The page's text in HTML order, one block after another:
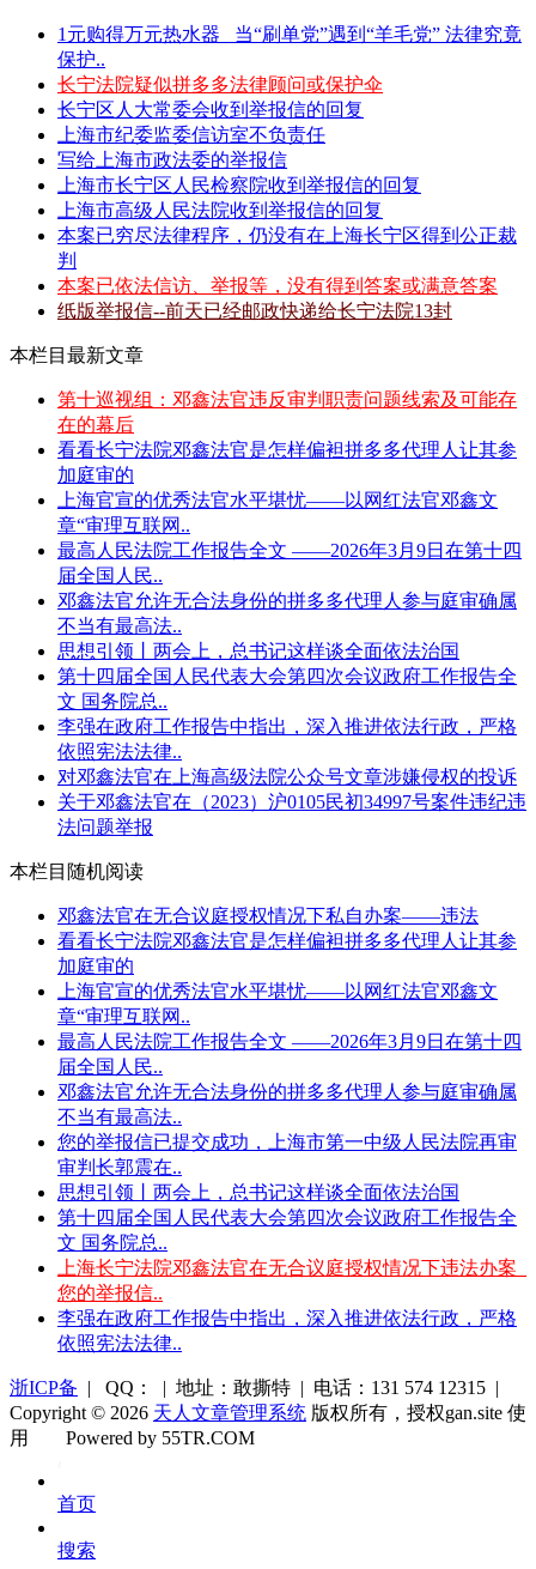
1元购得万元热水器 _当“刷单党”遇到“羊毛党” 法律究竟
保护..
长宁法院疑似拼多多法律顾问或保护伞
长宁区人大常委会收到举报信的回复
上海市纪委监委信访室不负责任
写给上海市政法委的举报信
上海市长宁区人民检察院收到举报信的回复
上海市高级人民法院收到举报信的回复
本案已穷尽法律程序，仍没有在上海长宁区得到公正裁
判
本案已依法信访、举报等，没有得到答案或满意答案
纸版举报信--前天已经邮政快递给长宁法院13封
本栏目最新文章
第十巡视组：邓鑫法官违反审判职责问题线索及可能存
在的幕后
看看长宁法院邓鑫法官是怎样偏袒拼多多代理人让其参
加庭审的
上海官宣的优秀法官水平堪忧——以网红法官邓鑫文
章“审理互联网..
最高人民法院工作报告全文 ——2026年3月9日在第十四
届全国人民..
邓鑫法官允许无合法身份的拼多多代理人参与庭审确属
不当有最高法..
思想引领丨两会上，总书记这样谈全面依法治国
第十四届全国人民代表大会第四次会议政府工作报告全
文 国务院总..
李强在政府工作报告中指出，深入推进依法行政，严格
依照宪法法律..
对邓鑫法官在上海高级法院公众号文章涉嫌侵权的投诉
关于邓鑫法官在（2023）沪0105民初34997号案件违纪违
法问题举报
本栏目随机阅读
邓鑫法官在无合议庭授权情况下私自办案——违法
看看长宁法院邓鑫法官是怎样偏袒拼多多代理人让其参
加庭审的
上海官宣的优秀法官水平堪忧——以网红法官邓鑫文
章“审理互联网..
最高人民法院工作报告全文 ——2026年3月9日在第十四
届全国人民..
邓鑫法官允许无合法身份的拼多多代理人参与庭审确属
不当有最高法..
您的举报信已提交成功，上海市第一中级人民法院再审
审判长郭震在..
思想引领丨两会上，总书记这样谈全面依法治国
第十四届全国人民代表大会第四次会议政府工作报告全
文 国务院总..
上海长宁法院邓鑫法官在无合议庭授权情况下违法办案_
您的举报信..
李强在政府工作报告中指出，深入推进依法行政，严格
依照宪法法律..
浙ICP备 | QQ： | 地址：敢撕特 | 电话：131 574 12315 |
Copyright © 2026 天人文章管理系统 版权所有，授权gan.site 使
用
库
Powered by 55TR.COM
首页
搜索